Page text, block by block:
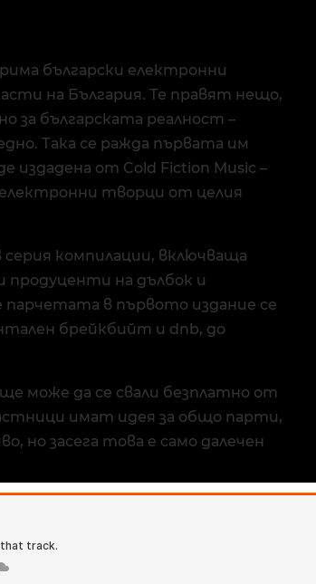
български електронни
на България. Те правят нещо,
за българската реалност –
Така се ражда първата им
издадена от Cold Fiction Music –
творци от целия
серия компилации, включваща
продуценти на дълбок и
в първото издание се
брейкбийт и dnb, до
може да се свали безплатно от
имат идея за общо парти,
но засега това е само далечен